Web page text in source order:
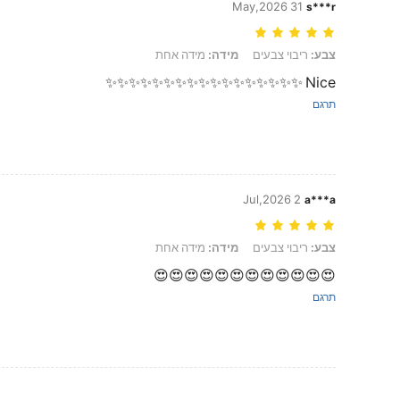
s***r
31 May,2026
צבע: ריבוי צבעים, מידה: מידה אחת
צבע: ריבוי צבעים מידה: מידה אחת
Nice ✨✨✨✨✨✨✨✨✨✨✨✨✨✨✨✨✨
תרגם
a***a
2 Jul,2026
צבע: ריבוי צבעים, מידה: מידה אחת
צבע: ריבוי צבעים מידה: מידה אחת
😍😍😍😍😍😍😍😍😍😍😍😍
תרגם